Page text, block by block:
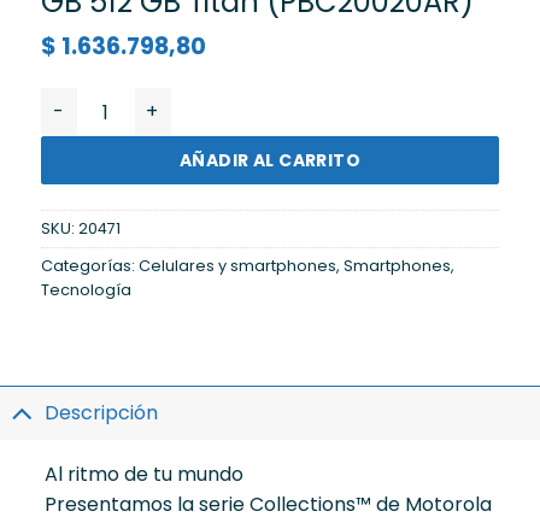
$ 1.636.798,80
Celular Motorola Edge 70 Pro 12 GB 512 GB Titan
AÑADIR AL CARRITO
SKU: 20471
Categorías: Celulares y smartphones, Smartphones,
Tecnología
Descripción
Al ritmo de tu mundo
Presentamos la serie Collections™ de Motorola